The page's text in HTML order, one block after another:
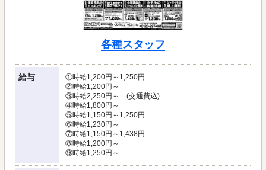
各種スタッフ
給与
①時給1,200円～1,250円
②時給1,200円～
③時給2,250円～ (交通費込)
④時給1,800円～
⑤時給1,150円～1,250円
⑥時給1,230円～
⑦時給1,150円～1,438円
⑧時給1,200円～
⑨時給1,250円～